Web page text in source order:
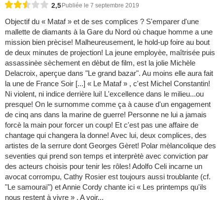
2,5 Publiée le 7 septembre 2019
Objectif du « Mataf » et de ses complices ? S'emparer d'une
mallette de diamants à la Gare du Nord où chaque homme a une
mission bien prècise! Malheureusement, le hold-up foire au bout
de deux minutes de projection! La jeune employèe, maîtrisée puis
assassinèe sèchement en dèbut de film, est la jolie Michèle
Delacroix, aperçue dans "Le grand bazar". Au moins elle aura fait
la une de France Soir [...] « Le Mataf » , c'est Michel Constantin!
Ni violent, ni indice derrière lui! L'excellence dans le milieu...ou
presque! On le surnomme comme ça à cause d'un engagement
de cinq ans dans la marine de guerre! Personne ne lui a jamais
forcè la main pour forcer un coup! Et c'est pas une affaire de
chantage qui changera la donne! Avec lui, deux complices, des
artistes de la serrure dont Georges Gèret! Polar mèlancolique des
seventies qui prend son temps et interprètè avec conviction par
des acteurs choisis pour tenir les rôles! Adolfo Celi incarne un
avocat corrompu, Cathy Rosier est toujours aussi troublante (cf.
"Le samouraï") et Annie Cordy chante ici « Les printemps qu'ils
nous restent à vivre » . A voir...